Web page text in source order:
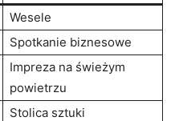
Wesele
Spotkanie biznesowe
Impreza na świeżym
powietrzu
Stolica sztuki